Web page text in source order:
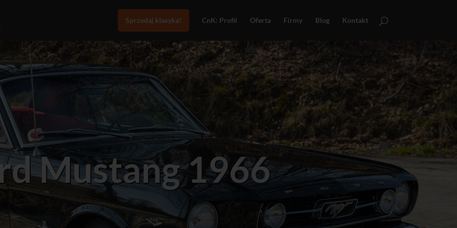
Sprzedaj klasyka! CnK: Profil Oferta Firmy Blog Kontakt
Mustang 1966